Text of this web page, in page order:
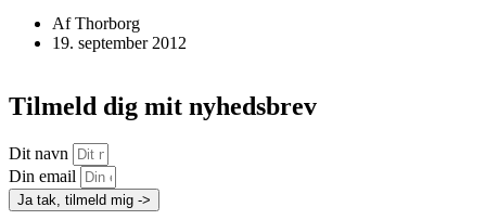
AfThorborg
19. september 2012
Tilmeld dig mit nyhedsbrev
Dit navn
Din email
Ja tak, tilmeld mig ->